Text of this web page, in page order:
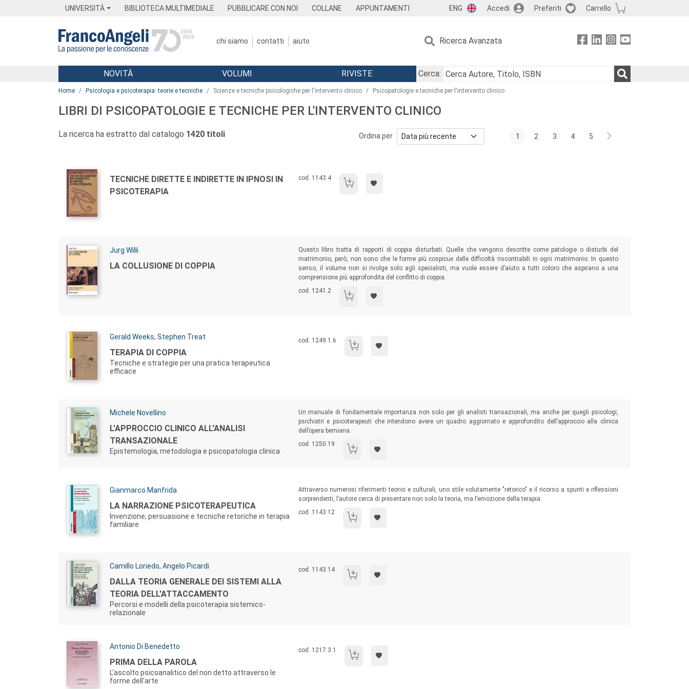
UNIVERSITÀ BIBLIOTECA MULTIMEDIALE PUBBLICARE CON NOI COLLANE APPUNTAMENTI ENG Accedi Preferiti Carrello
chi siamo contatti aiuto Ricerca Avanzata
Menu
NOVITÀ VOLUMI RIVISTE
Cerca:
Home Psicologia e psicoterapia: teorie e tecniche Scienze e tecniche psicologiche per l'intervento clinico Psicopatologie e tecniche per l'intervento clinico
LIBRI DI PSICOPATOLOGIE E TECNICHE PER L'INTERVENTO CLINICO
La ricerca ha estratto dal catalogo 1420 titoli Ordina per 1 2 3 4 5
Autori:
Titolo:
TECNICHE DIRETTE E INDIRETTE IN IPNOSI IN
PSICOTERAPIA
Codice libro:
cod. 1143.4 Tecniche dirette e indirette in ipnosi in psicoterapia
Autori:
Jurg Willi
Titolo:
LA COLLUSIONE DI COPPIA
Sommario:
Questo libro tratta di rapporti di coppia disturbati. Quelle che vengono descritte come patologie o disturbi del
matrimonio, però, non sono che le forme più cospicue delle difficoltà riscontrabili in ogni matrimonio. In questo
senso, il volume non si rivolge solo agli specialisti, ma vuole essere d’aiuto a tutti coloro che aspirano a una
comprensione più approfondita del conflitto di coppia.
Codice libro:
cod. 1241.2 La collusione di coppia
Autori:
Gerald Weeks, Stephen Treat
Titolo:
TERAPIA DI COPPIA
Tecniche e strategie per una pratica terapeutica
efficace
Codice libro:
cod. 1249.1.6 Terapia di coppia
Autori:
Michele Novellino
Titolo:
L'APPROCCIO CLINICO ALL'ANALISI
TRANSAZIONALE
Epistemologia, metodologia e psicopatologia clinica
Sommario:
Un manuale di fondamentale importanza non solo per gli analisti transazionali, ma anche per quegli psicologi,
psichiatri e psicoterapeuti che intendono avere un quadro aggiornato e approfondito dell’approccio alla clinica
dell’opera berniana.
Codice libro:
cod. 1250.19 L'approccio clinico all'analisi transazionale
Autori:
Gianmarco Manfrida
Titolo:
LA NARRAZIONE PSICOTERAPEUTICA
Invenzione, persuasione e tecniche retoriche in terapia
familiare
Sommario:
Attraverso numerosi riferimenti teorici e culturali, uno stile volutamente "retorico" e il ricorso a spunti e riflessioni
sorprendenti, l’autore cerca di presentare non solo la teoria, ma l’emozione della terapia.
Codice libro:
cod. 1143.12 La narrazione psicoterapeutica
Autori:
Camillo Loriedo, Angelo Picardi
Titolo:
DALLA TEORIA GENERALE DEI SISTEMI ALLA
TEORIA DELL'ATTACCAMENTO
Percorsi e modelli della psicoterapia sistemico-
relazionale
Codice libro:
cod. 1143.14 Dalla teoria generale dei sistemi alla teoria dell'attaccamento
Autori:
Antonio Di Benedetto
Titolo:
PRIMA DELLA PAROLA
L'ascolto psicoanalitico del non detto attraverso le
forme dell'arte
Codice libro:
cod. 1217.3.1 Prima della parola